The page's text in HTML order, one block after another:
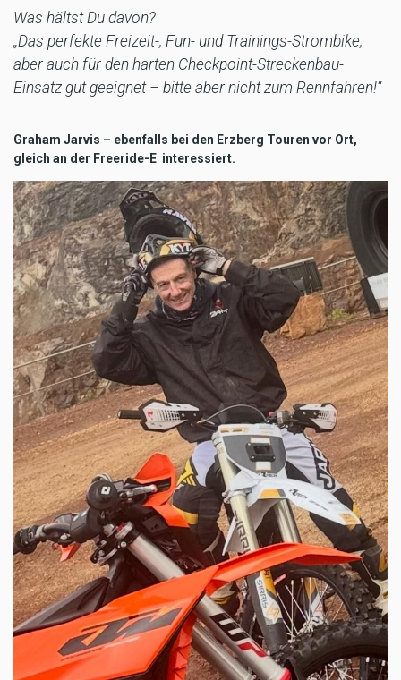
Was hältst Du davon?
„Das perfekte Freizeit-, Fun- und Trainings-Strombike,
aber auch für den harten Checkpoint-Streckenbau-
Einsatz gut geeignet – bitte aber nicht zum Rennfahren!“
Graham Jarvis – ebenfalls bei den Erzberg Touren vor Ort,
gleich an der Freeride-E interessiert.